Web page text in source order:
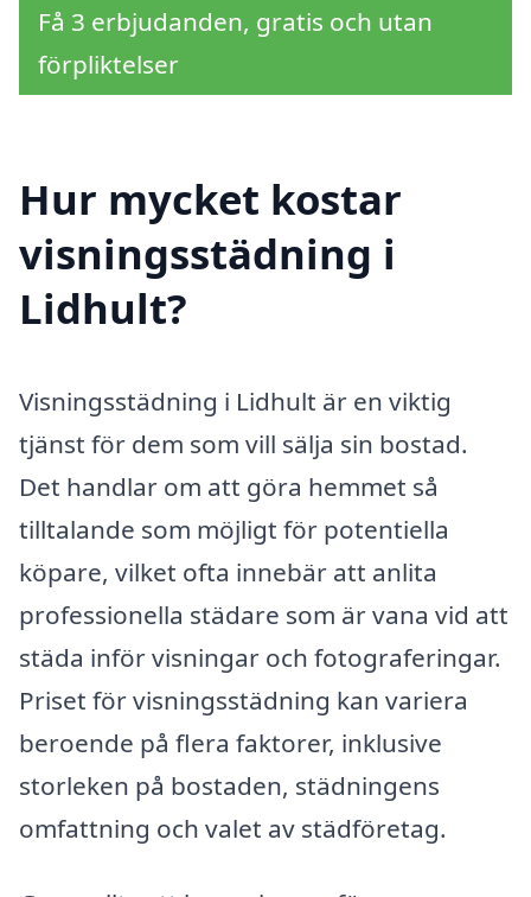
Få 3 erbjudanden, gratis och utan
förpliktelser
Hur mycket kostar
visningsstädning i
Lidhult?
Visningsstädning i Lidhult är en viktig
tjänst för dem som vill sälja sin bostad.
Det handlar om att göra hemmet så
tilltalande som möjligt för potentiella
köpare, vilket ofta innebär att anlita
professionella städare som är vana vid att
städa inför visningar och fotograferingar.
Priset för visningsstädning kan variera
beroende på flera faktorer, inklusive
storleken på bostaden, städningens
omfattning och valet av städföretag.